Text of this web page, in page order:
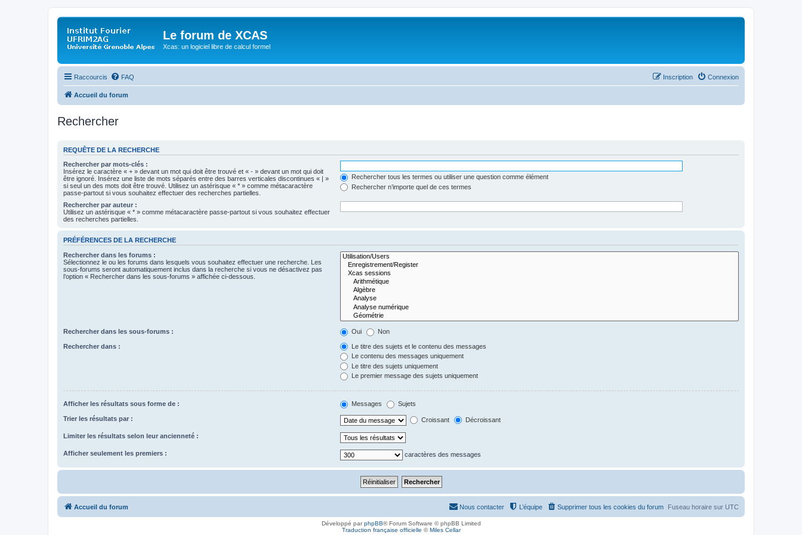
Le forum de XCAS
Xcas: un logiciel libre de calcul formel
Raccourcis FAQ Connexion
Inscription
Accueil du forum
Rechercher
REQUÊTE DE LA RECHERCHE
Rechercher par mots-clés :
Insérez le caractère « + » devant un mot qui doit être trouvé et « - » devant un mot qui doit
être ignoré. Insérez une liste de mots séparés entre des barres verticales discontinues « | »
si seul un des mots doit être trouvé. Utilisez un astérisque « * » comme métacaractère
passe-partout si vous souhaitez effectuer des recherches partielles.
Rechercher tous les termes ou utiliser une question comme élément
Rechercher n’importe quel de ces termes
Rechercher par auteur :
Utilisez un astérisque « * » comme métacaractère passe-partout si vous souhaitez effectuer
des recherches partielles.
PRÉFÉRENCES DE LA RECHERCHE
Rechercher dans les forums :
Sélectionnez le ou les forums dans lesquels vous souhaitez effectuer une recherche. Les
sous-forums seront automatiquement inclus dans la recherche si vous ne désactivez pas
l’option « Rechercher dans les sous-forums » affichée ci-dessous.
Rechercher dans les sous-forums : Oui Non
Rechercher dans :
Le titre des sujets et le contenu des messages
Le contenu des messages uniquement
Le titre des sujets uniquement
Le premier message des sujets uniquement
Afficher les résultats sous forme de : Messages Sujets
Trier les résultats par : Croissant Décroissant
Limiter les résultats selon leur ancienneté :
Afficher seulement les premiers : caractères des messages
Accueil du forum Fuseau horaire sur UTC
Supprimer tous les cookies du forum
L’équipe
Nous contacter
Développé parphpBB® Forum Software © phpBB Limited
Traduction française officielle ©Miles Cellar